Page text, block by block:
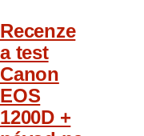
Recenze
a test
Canon
EOS
1200D +